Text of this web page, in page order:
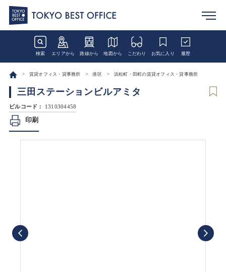
検索 エリアから 路線から 地図から こだわり お気に入り 履歴
賃貸オフィス・貸事務所 港区 浜松町・田町の賃貸オフィス・貸事務所
三田ステーションビルアミタ
ビルコード： 1310304458
印刷